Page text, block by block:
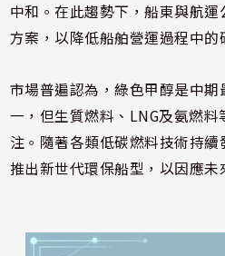
中和。在此趨勢下，船東與航
方案，以降低船舶營運過程中的
市場普遍認為，綠色甲醇是中
一，但生質燃料、LNG及氨燃
注。隨著各類低碳燃料技術持
推出新世代環保船型，以因應未